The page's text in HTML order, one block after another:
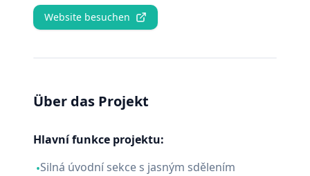
Website besuchen
Über das Projekt
Hlavní funkce projektu:
•Silná úvodní sekce s jasným sdělením